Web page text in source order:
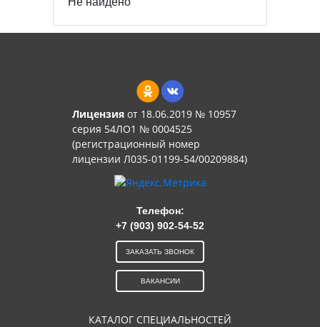
Лицензияот 18.06.2019 № 10957
серия 54ЛО1 № 0004525
(регистрационный номер
лицензии Л035-01199-54/00209884)
КАТАЛОГ СПЕЦИАЛЬНОСТЕЙ
Телефон:
+7 (903) 902-54-52
ЗАКАЗАТЬ ЗВОНОК
ВАКАНСИИ